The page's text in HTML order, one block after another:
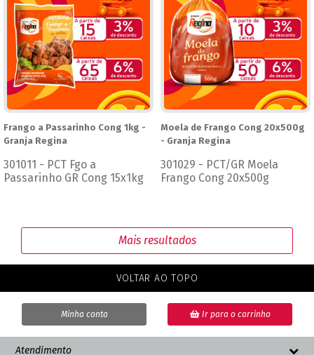
Frango a Passarinho Cong 1kg -
Granja Regina
301011 - PCT Fgo a
Passarinho GR Cong 15x1kg
Moela de Frango Cong 20x500g
- Granja Regina
301029 - PCT/GR Moela
Frango Cong 20x500g
Mais resultados
VOLTAR AO TOPO
Minha conta Ir para o carrinho
Atendimento